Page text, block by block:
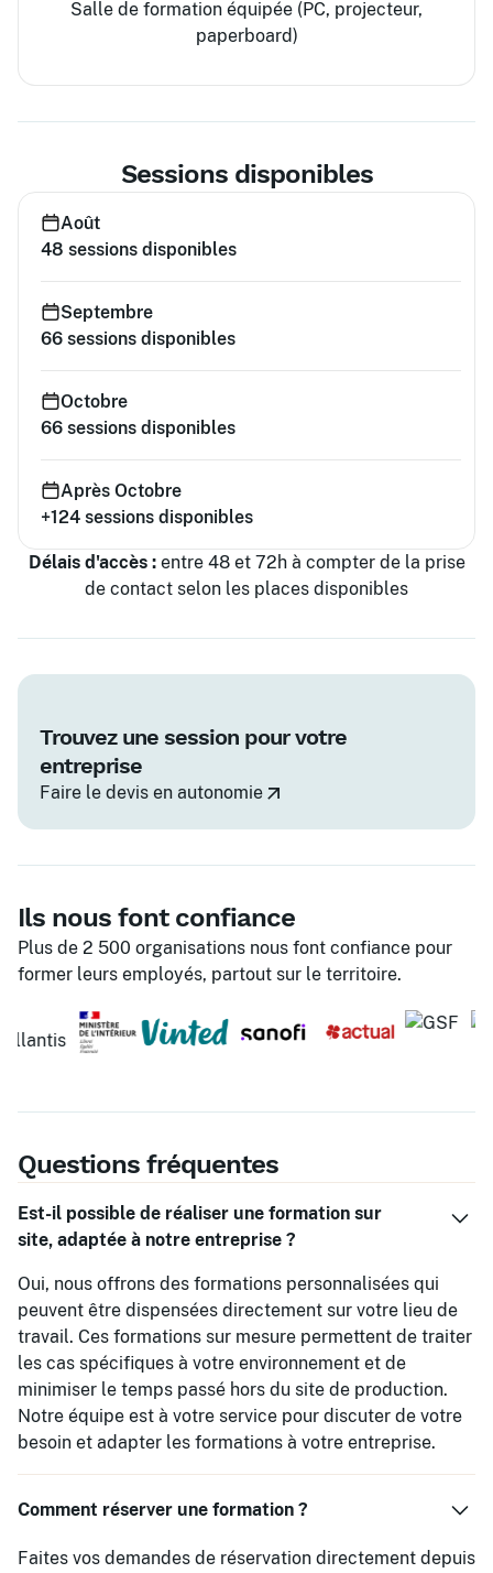
Salle de formation équipée (PC, projecteur,
paperboard)
Sessions disponibles
Août
48 sessions disponibles
Septembre
66 sessions disponibles
Octobre
66 sessions disponibles
Après Octobre
+124 sessions disponibles
Délais d'accès :entre 48 et 72h à compter de la prise
de contact selon les places disponibles
Trouvez une session pour votre
entreprise
Faire le devis en autonomie
Ils nous font confiance
Plus de 2 500 organisations nous font confiance pour
former leurs employés, partout sur le territoire.
Questions fréquentes
Est-il possible de réaliser une formation sur
site, adaptée à notre entreprise ?
Oui, nous offrons des formations personnalisées qui
peuvent être dispensées directement sur votre lieu de
travail. Ces formations sur mesure permettent de traiter
les cas spécifiques à votre environnement et de
minimiser le temps passé hors du site de production.
Notre équipe est à votre service pour discuter de votre
besoin et adapter les formations à votre entreprise.
Comment réserver une formation ?
Faites vos demandes de réservation directement depuis